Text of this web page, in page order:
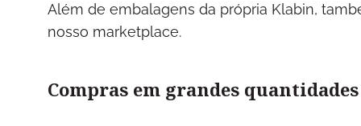
Além de embalagens da própria Klabin,
nosso marketplace.
Compras em grandes quantidades